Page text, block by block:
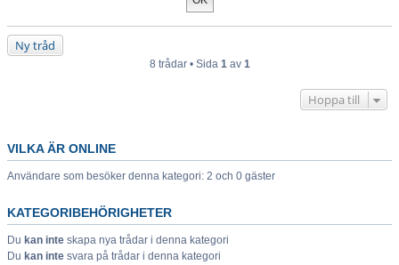
Ny tråd
8 trådar • Sida 1av 1
Hoppa till
VILKA ÄR ONLINE
Användare som besöker denna kategori: 2 och 0 gäster
KATEGORIBEHÖRIGHETER
Du kan inte skapa nya trådar i denna kategori
Du kan inte svara på trådar i denna kategori